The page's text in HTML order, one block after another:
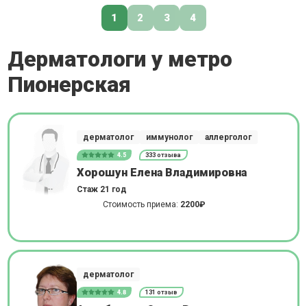
1 2 3 4
Дерматологи у метро
Пионерская
дерматолог иммунолог аллерголог
4.5 333 отзыва
Хорошун Елена Владимировна
Стаж 21 год
Стоимость приема: 2200₽
дерматолог
4.8 131 отзыв